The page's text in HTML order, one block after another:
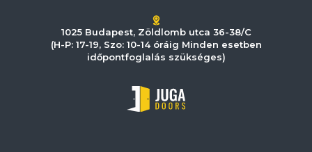
1025 Budapest, Zöldlomb utca 36-38/C
(H-P: 17-19, Szo: 10-14 óráig Minden esetben
időpontfoglalás szükséges)